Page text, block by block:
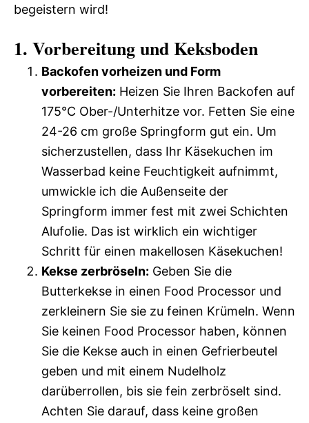
begeistern wird!
1. Vorbereitung und Keksboden
Backofen vorheizen und Form
vorbereiten: Heizen Sie Ihren Backofen auf
175°C Ober-/Unterhitze vor. Fetten Sie eine
24-26 cm große Springform gut ein. Um
sicherzustellen, dass Ihr Käsekuchen im
Wasserbad keine Feuchtigkeit aufnimmt,
umwickle ich die Außenseite der
Springform immer fest mit zwei Schichten
Alufolie. Das ist wirklich ein wichtiger
Schritt für einen makellosen Käsekuchen!
Kekse zerbröseln: Geben Sie die
Butterkekse in einen Food Processor und
zerkleinern Sie sie zu feinen Krümeln. Wenn
Sie keinen Food Processor haben, können
Sie die Kekse auch in einen Gefrierbeutel
geben und mit einem Nudelholz
darüberrollen, bis sie fein zerbröselt sind.
Achten Sie darauf, dass keine großen